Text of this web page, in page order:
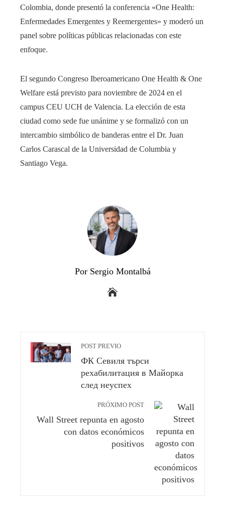
Colombia, donde presentó la conferencia «One Health:
Enfermedades Emergentes y Reemergentes» y moderó un
panel sobre políticas públicas relacionadas con este
enfoque.
El segundo Congreso Iberoamericano One Health & One
Welfare está previsto para noviembre de 2024 en el
campus CEU UCH de Valencia. La elección de esta
ciudad como sede fue unánime y se formalizó con un
intercambio simbólico de banderas entre el Dr. Juan
Carlos Carascal de la Universidad de Columbia y
Santiago Vega.
Por Sergio Montalbá
POST PREVIO
ФК Севиля търси
рехабилитация в Майорка
след неуспех
PRÓXIMO POST
Wall Street repunta en agosto
con datos económicos
positivos